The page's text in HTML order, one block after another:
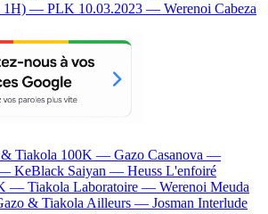
1H) — PLK 10.03.2023 — Werenoi Cabeza
Tiakola 100K — Gazo Casanova —
— KeBlack Saiyan — Heuss L'enfoiré
— Tiakola Laboratoire — Werenoi Meuda
& Tiakola Ailleurs — Josman Interlude